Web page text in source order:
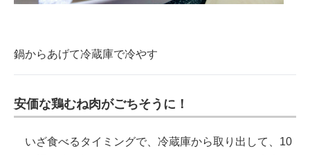
鍋からあげて冷蔵庫で冷やす
安価な鶏むね肉がごちそうに！
いざ食べるタイミングで、冷蔵庫から取り出して、10